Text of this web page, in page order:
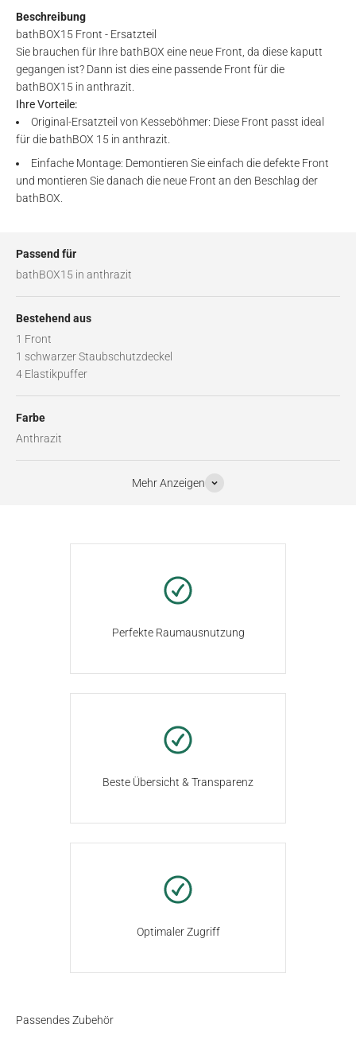
Beschreibung
bathBOX15 Front - Ersatzteil
Sie brauchen für Ihre bathBOX eine neue Front, da diese kaputt
gegangen ist? Dann ist dies eine passende Front für die
bathBOX15 in anthrazit.
Ihre Vorteile:
Original-Ersatzteil von Kesseböhmer: Diese Front passt ideal
für die bathBOX 15 in anthrazit.
Einfache Montage: Demontieren Sie einfach die defekte Front
und montieren Sie danach die neue Front an den Beschlag der
bathBOX.
Passend für
bathBOX15 in anthrazit
Bestehend aus
1 Front
1 schwarzer Staubschutzdeckel
4 Elastikpuffer
Farbe
Anthrazit
Mehr Anzeigen
Perfekte Raumausnutzung
Beste Übersicht & Transparenz
Optimaler Zugriff
Passendes Zubehör